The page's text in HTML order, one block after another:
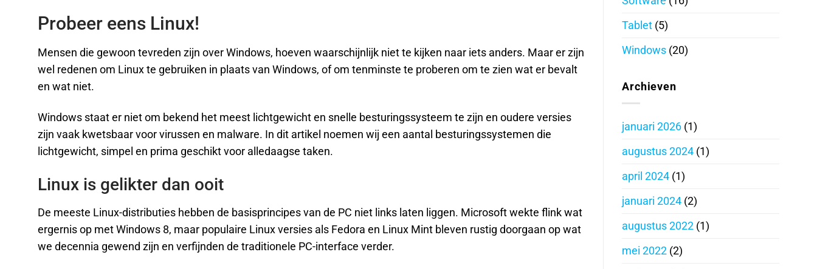
Probeer eens Linux!
Mensen die gewoon tevreden zijn over Windows, hoeven waarschijnlijk niet te kijken naar iets anders. Maar er zijn
wel redenen om Linux te gebruiken in plaats van Windows, of om tenminste te proberen om te zien wat er bevalt
en wat niet.
Windows staat er niet om bekend het meest lichtgewicht en snelle besturingssysteem te zijn en oudere versies
zijn vaak kwetsbaar voor virussen en malware. In dit artikel noemen wij een aantal besturingssystemen die
lichtgewicht, simpel en prima geschikt voor alledaagse taken.
Linux is gelikter dan ooit
De meeste Linux-distributies hebben de basisprincipes van de PC niet links laten liggen. Microsoft wekte flink wat
ergernis op met Windows 8, maar populaire Linux versies als Fedora en Linux Mint bleven rustig doorgaan op wat
we decennia gewend zijn en verfijnden de traditionele PC-interface verder.
Tablet (5)
Windows (20)
Archieven
januari 2026 (1)
augustus 2024 (1)
april 2024 (1)
januari 2024 (2)
augustus 2022 (1)
mei 2022 (2)